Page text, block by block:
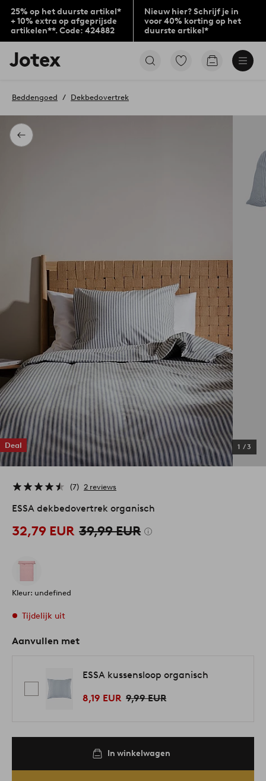
25% op het duurste artikel*
+ 10% extra op afgeprijsde
artikelen**. Code: 424882
Nieuw hier? Schrijf je in
voor 40% korting op het
duurste artikel*
Jotex
logo
to
home
page
Ga
Go
Terug
Beddengoed Dekbedovertrek
Deal 1 /3
7 2 reviews
ESSA dekbedovertrek organisch
32,79 EUR 39,99 EUR
Kleur: undefined
Tijdelijk uit
Aanvullen met
ESSA kussensloop organisch
8,19 EUR 9,99 EUR
In winkelwagen